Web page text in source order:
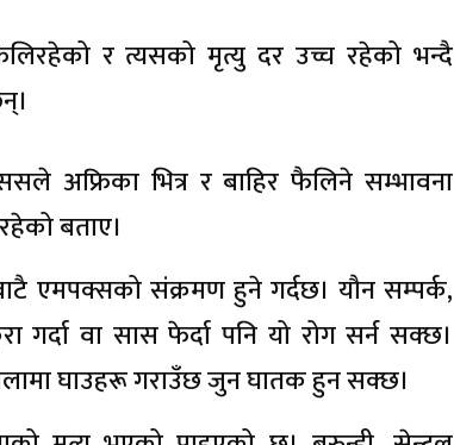
र त्यसको मृत्यु दर उच्च रहेको भन्दै
अफ्रिका भित्र र बाहिर फैलिने सम्भावना
बताए।
एमपक्सको संक्रमण हुने गर्दछ। यौन सम्पर्क,
गर्दा वा सास फेर्दा पनि यो रोग सर्न सक्छ।
घाउहरू गराउँछ जुन घातक हुन सक्छ।